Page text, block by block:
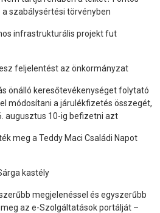
szabálysértési törvényben
infrastrukturális projekt fut
feljelentést az önkormányzat
önálló keresőtevékenységet folytató
módosítani a járulékfizetés összegét,
augusztus 10-ig befizetni azt
meg a Teddy Maci Családi Napot
kastély
megjelenéssel és egyszerűbb
az e-Szolgáltatások portálját –